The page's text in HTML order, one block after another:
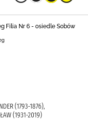
Filia Nr 6 - osiedle Sobów
(1793-1876),
(1931-2019)